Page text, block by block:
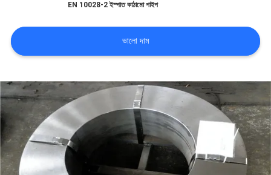
উদ্ধৃতির
আবেদন
সাইট
ম্যাপ
EN 10028-2 ইস্পাত কাঠামো পাইপ
ভালো দাম